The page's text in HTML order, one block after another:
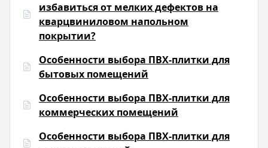
избавиться от мелких дефектов на
кварцвиниловом напольном
покрытии?
Особенности выбора ПВХ-плитки для
бытовых помещений
Особенности выбора ПВХ-плитки для
коммерческих помещений
Особенности выбора ПВХ-плитки для